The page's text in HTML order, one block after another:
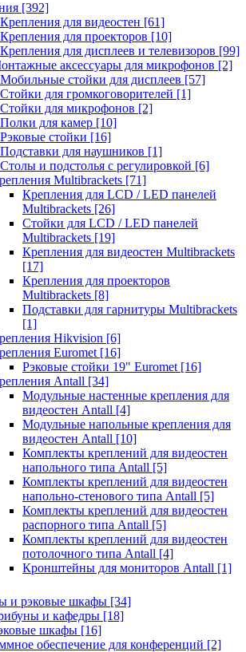
[392]
для видеостен [61]
для проекторов [10]
для дисплеев и телевизоров [99]
аксессуары для микрофонов [2]
стойки для дисплеев [57]
для громкоговорителей [1]
для микрофонов [2]
для камер [10]
стойки [16]
для наушников [1]
и подстолья с регулировкой [6]
Multibrackets [71]
Крепления для LCD / LED панелей
Multibrackets [26]
Стойки для LCD / LED панелей
Multibrackets [19]
Крепления для видеостен Multibrackets
[17]
Крепления для проекторов
Multibrackets [8]
Подставки для гарнитуры Multibrackets
[1]
Hikvision [6]
Euromet [16]
Рэковые стойки 19" Euromet [16]
Antall [34]
Модульные настенные крепления для
видеостен Antall [4]
Модульные напольные крепления для
видеостен Antall [10]
Комплекты креплений для видеостен
напольного типа Antall [5]
Комплекты креплений для видеостен
напольно-стенового типа Antall [5]
Комплекты креплений для видеостен
распорного типа Antall [5]
Комплекты креплений для видеостен
потолочного типа Antall [4]
Кронштейны для мониторов Antall [1]
и рэковые шкафы [34]
и кафедры [18]
шкафы [16]
обеспечение для конференций [2]